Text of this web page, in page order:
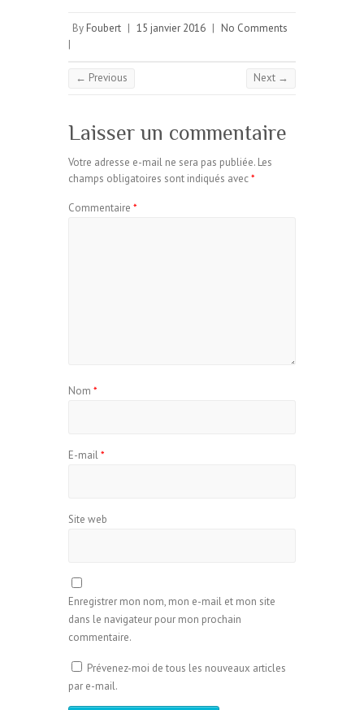
By Foubert | 15 janvier 2016 | No Comments
|
← Previous Next →
Laisser un commentaire
Votre adresse e-mail ne sera pas publiée. Les
champs obligatoires sont indiqués avec*
Commentaire *
Nom *
E-mail*
Site web
Enregistrer mon nom, mon e-mail et mon site
dans le navigateur pour mon prochain
commentaire.
Prévenez-moi de tous les nouveaux articles
par e-mail.